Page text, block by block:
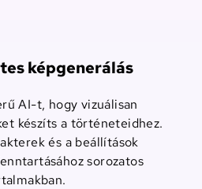
képgenerálás
AI-t, hogy vizuálisan
készíts a történeteidhez.
és a beállítások
sorozatos